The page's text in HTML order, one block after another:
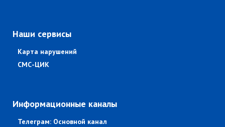
Наши сервисы
Карта нарушений
СМС-ЦИК
Информационные каналы
Телеграм: Основной канал